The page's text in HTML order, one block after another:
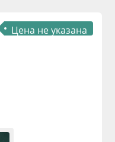
Цена не указана